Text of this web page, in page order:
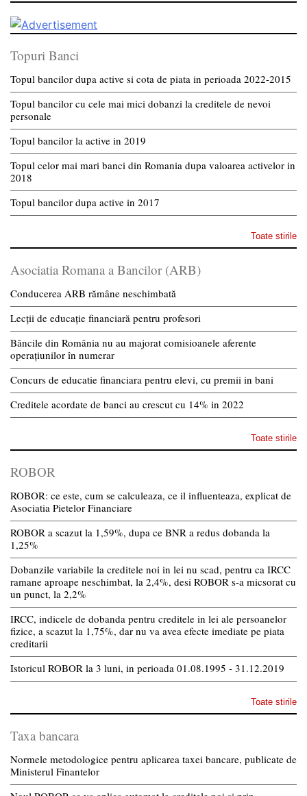
Topuri Banci
Topul bancilor dupa active si cota de piata in perioada 2022-2015
Topul bancilor cu cele mai mici dobanzi la creditele de nevoi
personale
Topul bancilor la active in 2019
Topul celor mai mari banci din Romania dupa valoarea activelor in
2018
Topul bancilor dupa active in 2017
Toate stirile
Asociatia Romana a Bancilor (ARB)
Conducerea ARB rămâne neschimbată
Lecții de educație financiară pentru profesori
Băncile din România nu au majorat comisioanele aferente
operațiunilor în numerar
Concurs de educatie financiara pentru elevi, cu premii in bani
Creditele acordate de banci au crescut cu 14% in 2022
Toate stirile
ROBOR
ROBOR: ce este, cum se calculeaza, ce il influenteaza, explicat de
Asociatia Pietelor Financiare
ROBOR a scazut la 1,59%, dupa ce BNR a redus dobanda la
1,25%
Dobanzile variabile la creditele noi in lei nu scad, pentru ca IRCC
ramane aproape neschimbat, la 2,4%, desi ROBOR s-a micsorat cu
un punct, la 2,2%
IRCC, indicele de dobanda pentru creditele in lei ale persoanelor
fizice, a scazut la 1,75%, dar nu va avea efecte imediate pe piata
creditarii
Istoricul ROBOR la 3 luni, in perioada 01.08.1995 - 31.12.2019
Toate stirile
Taxa bancara
Normele metodologice pentru aplicarea taxei bancare, publicate de
Ministerul Finantelor